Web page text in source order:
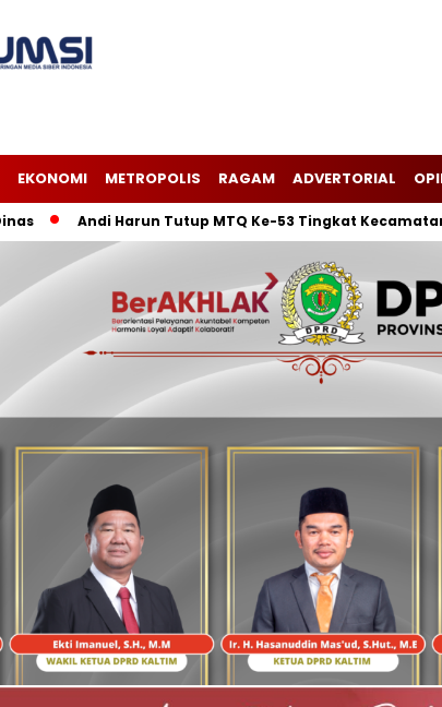
EKONOMI METROPOLIS RAGAM ADVERTORIAL
Andi Harun Tutup MTQ Ke-53 Tingkat Kecamatan